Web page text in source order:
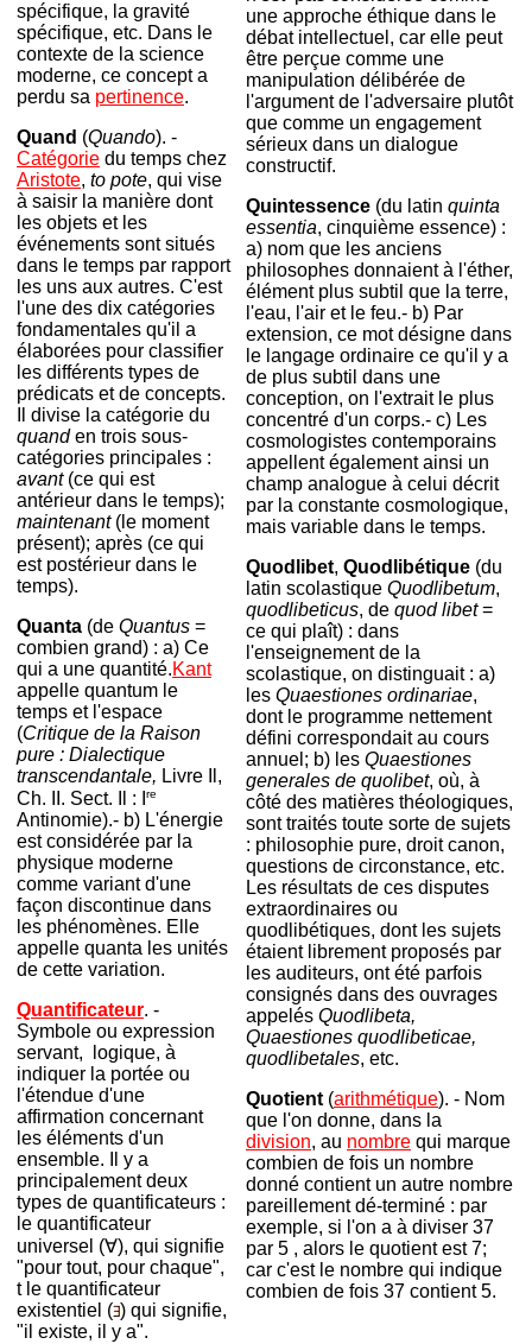
spécifique, la gravité
spécifique, etc. Dans le
contexte de la science
moderne, ce concept a
perdu sa pertinence.
Quand (Quando). -
Catégorie du temps chez
Aristote, to pote, qui vise
à saisir la manière dont
les objets et les
événements sont situés
dans le temps par rapport
les uns aux autres. C'est
l'une des dix catégories
fondamentales qu'il a
élaborées pour classifier
les différents types de
prédicats et de concepts.
Il divise la catégorie du
quanden trois sous-
catégories principales :
avant(ce qui est
antérieur dans le temps);
maintenant(le moment
présent); après (ce qui
est postérieur dans le
temps).
Quanta (de Quantus =
combien grand) : a) Ce
qui a une quantité.Kant
appelle quantum le
temps et l'espace
(Critique de la Raison
pure : Dialectique
transcendantale, Livre Il,
Ch. II. Sect. Il : I
re
Antinomie).- b) L'énergie
est considérée par la
physique moderne
comme variant d'une
façon discontinue dans
les phénomènes. Elle
appelle quanta les unités
de cette variation.
Quantificateur. -
Symbole ou expression
servant, logique, à
indiquer la portée ou
l'étendue d'une
affirmation concernant
les éléments d'un
ensemble. Il y a
principalement deux
types de quantificateurs :
le quantificateur
universel (∀), qui signifie
"pour tout, pour chaque",
t le quantificateur
existentiel ( ) qui signifie,
"il existe, il y a".
une approche éthique dans le
débat intellectuel, car elle peut
être perçue comme une
manipulation délibérée de
l'argument de l'adversaire plutôt
que comme un engagement
sérieux dans un dialogue
constructif.
Quintessence (du latin quinta
essentia, cinquième essence) :
a) nom que les anciens
philosophes donnaient à l'éther,
élément plus subtil que la terre,
l'eau, l'air et le feu.- b) Par
extension, ce mot désigne dans
le langage ordinaire ce qu'il y a
de plus subtil dans une
conception, on l'extrait le plus
concentré d'un corps.- c) Les
cosmologistes contemporains
appellent également ainsi un
champ analogue à celui décrit
par la constante cosmologique,
mais variable dans le temps.
Quodlibet, Quodlibétique (du
latin scolastique Quodlibetum,
quodlibeticus, de quod libet=
ce qui plaît) : dans
l'enseignement de la
scolastique, on distinguait : a)
les Quaestiones ordinariae,
dont le programme nettement
défini correspondait au cours
annuel; b) les Quaestiones
generales de quolibet, où, à
côté des matières théologiques,
sont traités toute sorte de sujets
: philosophie pure, droit canon,
questions de circonstance, etc.
Les résultats de ces disputes
extraordinaires ou
quodlibétiques, dont les sujets
étaient librement proposés par
les auditeurs, ont été parfois
consignés dans des ouvrages
appelés Quodlibeta,
Quaestiones quodlibeticae,
quodlibetales, etc.
Quotient (arithmétique). - Nom
que l'on donne, dans la
division, au nombre qui marque
combien de fois un nombre
donné contient un autre nombre
pareillement dé-terminé : par
exemple, si l'on a à diviser 37
par 5 , alors le quotient est 7;
car c'est le nombre qui indique
combien de fois 37 contient 5.